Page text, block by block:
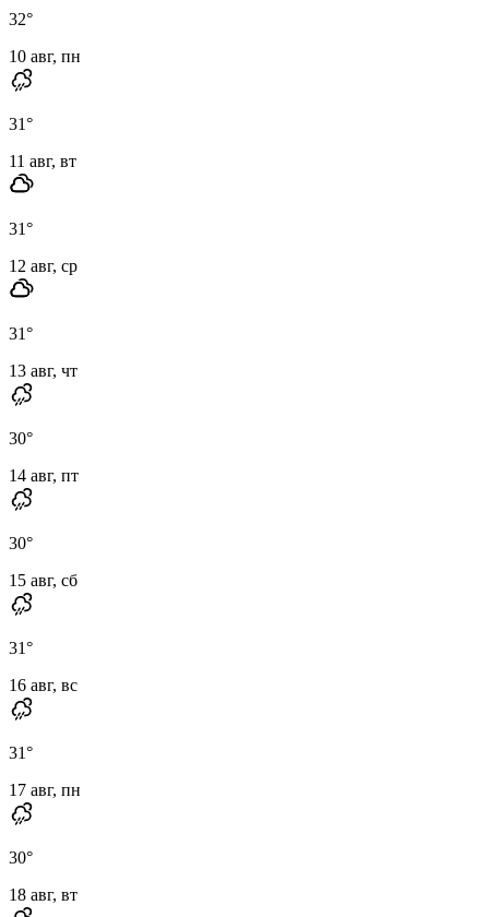
32°
10 авг, пн
31°
11 авг, вт
31°
12 авг, ср
31°
13 авг, чт
30°
14 авг, пт
30°
15 авг, сб
31°
16 авг, вс
31°
17 авг, пн
30°
18 авг, вт